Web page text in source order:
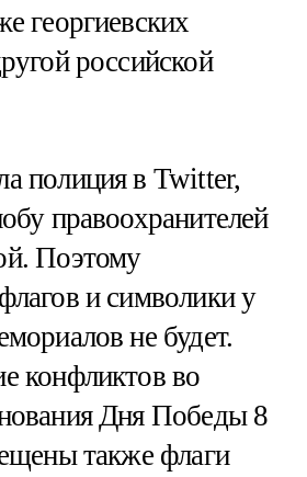
георгиевских
российской
полиция в Twitter,
правоохранителей
Поэтому
и символики у
не будет.
конфликтов во
Дня Победы 8
также флаги